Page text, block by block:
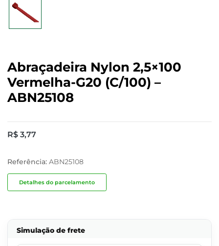
Abraçadeira Nylon 2,5×100
Vermelha-G20 (c/100) –
ABN25108
R$ 3,77
Referência: ABN25108
Detalhes do parcelamento
Simulação de frete